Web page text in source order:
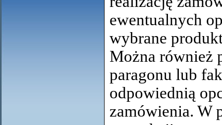
ewentualnych
wybrane
Można również
paragonu lub
odpowiednią
zamówienia. W